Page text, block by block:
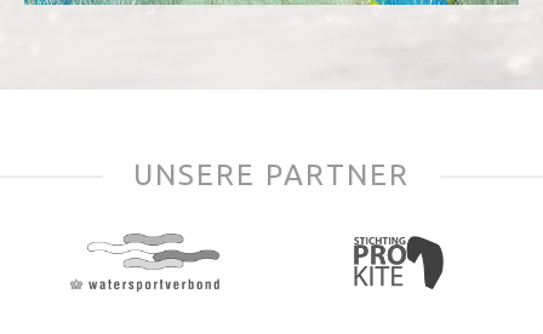
UNSERE PARTNER